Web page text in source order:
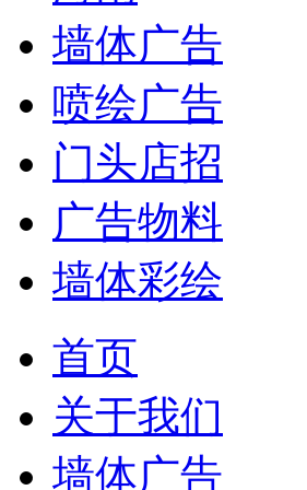
墙体广告
喷绘广告
门头店招
广告物料
墙体彩绘
首页
关于我们
墙体广告